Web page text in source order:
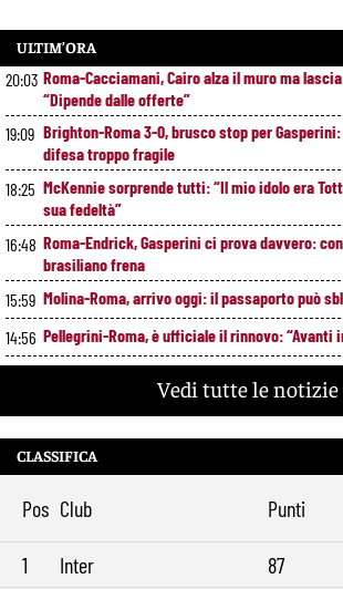
ULTIM’ORA
20:03 Roma-Cacciamani, Cairo alza il muro ma
“Dipende dalle offerte”
19:09 Brighton-Roma 3-0, brusco stop per
difesa troppo fragile
18:25 McKennie sorprende tutti: “Il mio idolo era
sua fedeltà”
16:48 Roma-Endrick, Gasperini ci prova davvero:
brasiliano frena
15:59 Molina-Roma, arrivo oggi: il passaporto può
14:56 Pellegrini-Roma, è ufficiale il rinnovo: “Avanti
Rensch-Roma, l’occasione cambia tutto:
11:49 Brighton-Roma, ultimo test per Gasperini.
10:41
Rowe chiude alla Roma: “Sono concentrato sul
Castro e Dovbyk
9:32
Mercato Roma, Gasperini aspetta ancora il
Vedi tutte le notizie
CLASSIFICA
Pos Club Punti
1 Inter
87